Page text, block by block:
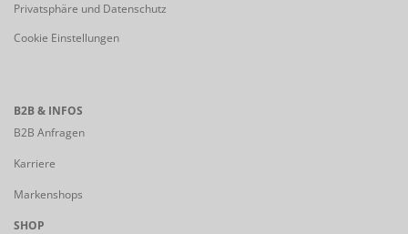
Privatsphäre und Datenschutz
Cookie Einstellungen
B2B & INFOS
B2B Anfragen
Karriere
Markenshops
SHOP